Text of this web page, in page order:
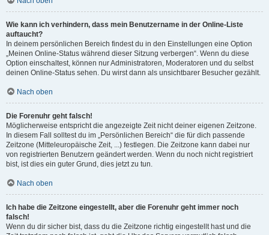
Wie kann ich verhindern, dass mein Benutzername in der Online-Liste
auftaucht?
In deinem persönlichen Bereich findest du in den Einstellungen eine Option
„Meinen Online-Status während dieser Sitzung verbergen“. Wenn du diese
Option einschaltest, können nur Administratoren, Moderatoren und du selbst
deinen Online-Status sehen. Du wirst dann als unsichtbarer Besucher gezählt.
Nach oben
Die Forenuhr geht falsch!
Möglicherweise entspricht die angezeigte Zeit nicht deiner eigenen Zeitzone.
In diesem Fall solltest du im „Persönlichen Bereich“ die für dich passende
Zeitzone (Mitteleuropäische Zeit, ...) festlegen. Die Zeitzone kann dabei nur
von registrierten Benutzern geändert werden. Wenn du noch nicht registriert
bist, ist dies ein guter Grund, dies jetzt zu tun.
Nach oben
Ich habe die Zeitzone eingestellt, aber die Forenuhr geht immer noch
falsch!
Wenn du dir sicher bist, dass du die Zeitzone richtig eingestellt hast und die